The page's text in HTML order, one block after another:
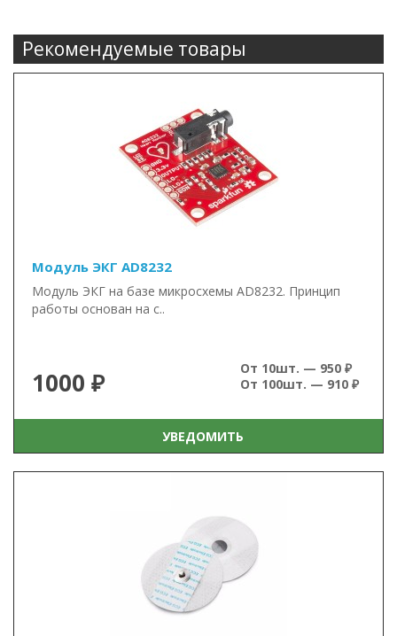
Рекомендуемые товары
Модуль ЭКГ AD8232
Модуль ЭКГ на базе микросхемы AD8232. Принцип
работы основан на с..
1000 ₽
От 10шт. — 950 ₽
От 100шт. — 910 ₽
УВЕДОМИТЬ